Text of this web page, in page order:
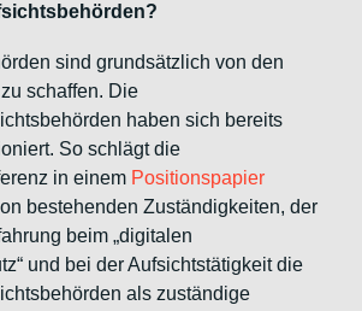
sind grundsätzlich von den
schaffen. Die
haben sich bereits
So schlägt die
in einem Positionspapier
bestehenden Zuständigkeiten, der
beim „digitalen
und bei der Aufsichtstätigkeit die
als zuständige